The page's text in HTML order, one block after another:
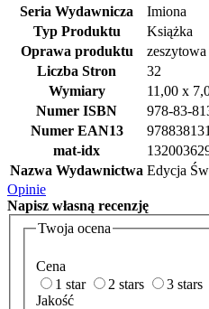
Seria Wydawnicza
Imiona
Typ Produktu
Książka
Oprawa produktu
zeszytowa
Liczba Stron
32
Wymiary
11,00 x
Numer ISBN
978-83-
Numer EAN13
mat-idx
Nazwa Wydawnictwa Edycja
Opinie
Napisz własną recenzję
Twoja ocena
Cena
1 star
2 stars 3 stars
Jakość